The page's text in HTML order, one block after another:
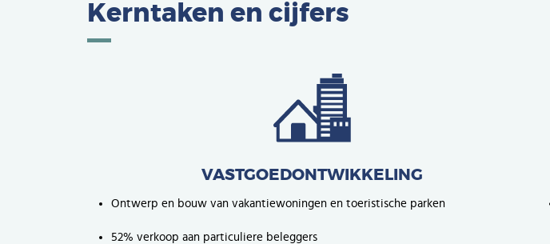
Kerntaken en cijfers
VASTGOEDONTWIKKELING
Ontwerp en bouw van vakantiewoningen en toeristische parken
52% verkoop aan particuliere beleggers